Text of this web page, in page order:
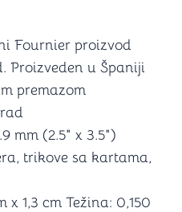
Fournier proizvod
Proizveden u Španiji
premazom
mm (2.5" x 3.5")
trikove sa kartama,
x 1,3 cm Težina: 0,150